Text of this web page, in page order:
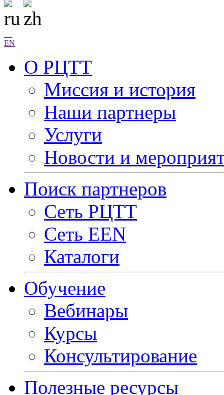
EN
О РЦТТ
Миссия и история
Наши партнеры
Услуги
Новости и
Поиск партнеров
Сеть РЦТТ
Сеть EEN
Каталоги
Обучение
Вебинары
Курсы
Консультирование
Полезные ресурсы